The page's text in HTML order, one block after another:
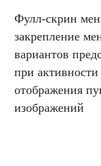
Фулл-скрин
закрепление
вариантов
при
отображения
изображений